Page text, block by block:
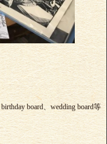
board、wedding board等